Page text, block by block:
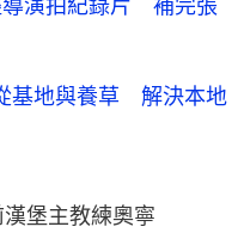
導演拍紀錄片 補完張
基地與養草 解決本地
堡主教練奧寧